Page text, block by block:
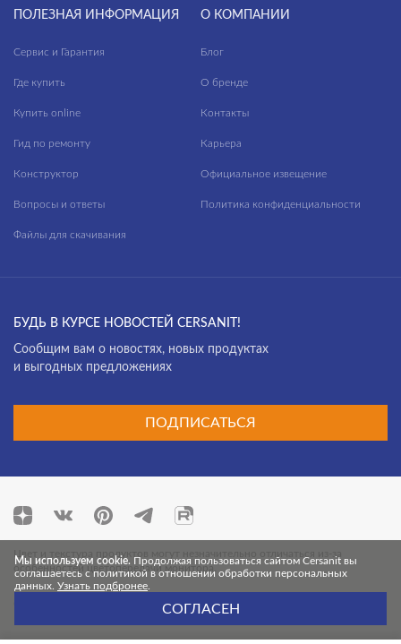
угловые асимметричные ванны
унитазы подвесные
FLAVIS
BRASKO
BRASKO BLACK
CARI
CARINA
COLOUR
COMO
CORNER
ПОЛЕЗНАЯ ИНФОРМАЦИЯ
Сервис и Гарантия
Где купить
Купить online
Гид по ремонту
Конструктор
Вопросы и ответы
Файлы для скачивания
О КОМПАНИИ
Блог
О бренде
Контакты
Карьера
Официальное извещение
Политика конфиденциальности
БУДЬ В КУРСЕ НОВОСТЕЙ CERSANIT!
Cообщим вам о новостях, новых продуктах
и выгодных предложениях
ПОДПИСАТЬСЯ
Цвет и текстура продуктов могут незначительно отличаться из-за
особенностей цветопередачи монитора.
© 2026 Cersanit. Все права защищены.
Мы используем cookie. Продолжая пользоваться сайтом Cersanit вы
соглашаетесь с политикой в отношении обработки персональных
данных. Узнать подбронее
СОГЛАСЕН